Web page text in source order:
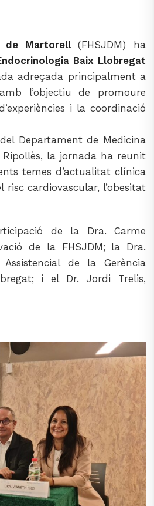
de Martorell(FHSJDM) ha
Baix Llobregat
adreçada principalment a
l’objectiu de promoure
i la coordinació
Departament de Medicina
la jornada ha reunit
temes d’actualitat clínica
cardiovascular, l’obesitat
de la Dra. Carme
de la FHSJDM; la Dra.
de la Gerència
i el Dr. Jordi Trelis,